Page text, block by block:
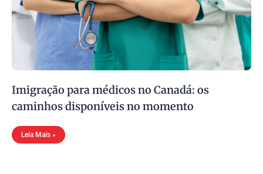
Imigração para médicos no Canadá: os
caminhos disponíveis no momento
Leia Mais »